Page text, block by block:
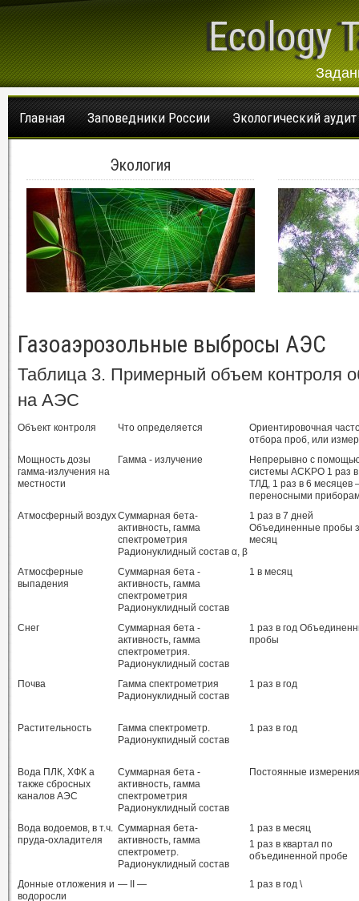
Ecology
Главная Заповедники России Экологический аудит
Экология
Газоаэрозольные выбросы АЭС
Таблица 3. Примерный объем контроля
на АЭС
Объект контроля Что определяется
Ориентировочная
отбора проб, или
Мощность дозы
гамма-излучения на
местности
Гамма - излучение
Непрерывно с
системы ACKPO 1 раз в
ТЛД, 1 раз в 6 месяцев
переносными
Атмосферный воздухСуммарная бета-
активность, гамма
спектрометрия
Радионуклидный состав α, β
1 раз в 7 дней
Объединенные пробы
месяц
Атмосферные
выпадения
Суммарная бета -
активность, гамма
спектрометрия
Радионуклидный состав
1 в месяц
Снег
Суммарная бета -
активность, гамма
спектрометрия.
Радионуклидный состав
1 раз в год
пробы
Почва
Гамма спектрометрия
Радионуклидный состав
1 раз в год
Растительность
Гамма спектрометр.
Радионукпидный состав
1 раз в год
Вода ПЛК, ХФК а
также сбросных
каналов АЭС
Суммарная бета -
активность, гамма
спектрометрия
Радионуклидный состав
Постоянные измерения
Вода водоемов, в т.ч.
пруда-охладителя
Суммарная бета-
активность, гамма
спектрометр.
Радионуклидный состав
1 раз в месяц
1 раз в квартал по
объединенной пробе
Донные отложения и
водоросли
— II — 1 раз в год \